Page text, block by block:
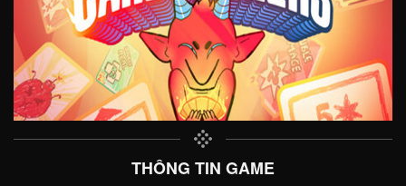
THÔNG TIN GAME